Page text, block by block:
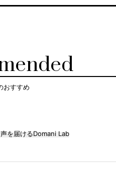
おすすめ
声を届けるDomani Lab